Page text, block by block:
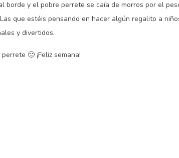
borde y el pobre perrete se caía de morros por el
que estéis pensando en hacer algún regalito a
y divertidos.
🙂 ¡Feliz semana!